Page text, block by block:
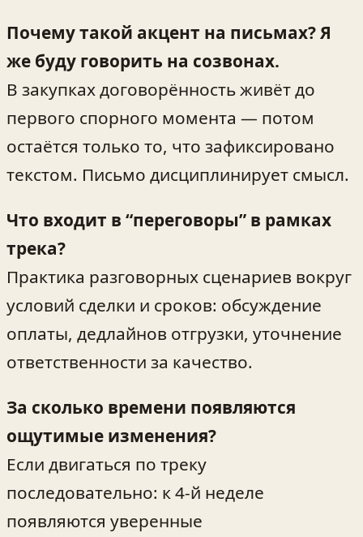
Почему такой акцент на письмах? Я
же буду говорить на созвонах.
В закупках договорённость живёт до
первого спорного момента — потом
остаётся только то, что зафиксировано
текстом. Письмо дисциплинирует смысл.
Что входит в “переговоры” в рамках
трека?
Практика разговорных сценариев вокруг
условий сделки и сроков: обсуждение
оплаты, дедлайнов отгрузки, уточнение
ответственности за качество.
За сколько времени появляются
ощутимые изменения?
Если двигаться по треку
последовательно: к 4-й неделе
появляются уверенные